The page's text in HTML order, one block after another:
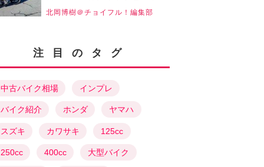
キッドバイクなのに燃費もい
HONDA NC750S（2018）前
編】
北岡博樹＠チョイフル！編集部
注目のタグ
中古バイク相場 インプレ
バイク紹介 ホンダ ヤマハ
スズキ カワサキ 125cc
250cc 400cc 大型バイク